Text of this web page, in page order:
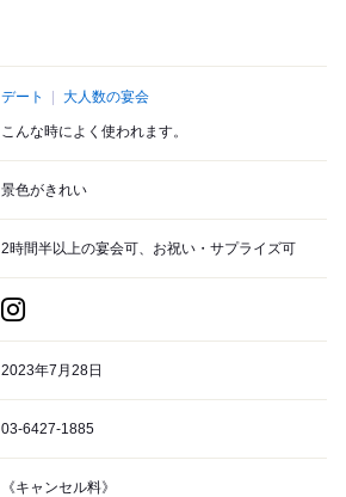
デート 大人数の宴会
こんな時によく使われます。
景色がきれい
2時間半以上の宴会可、お祝い・サプライズ可
2023年7月28日
03-6427-1885
《キャンセル料》